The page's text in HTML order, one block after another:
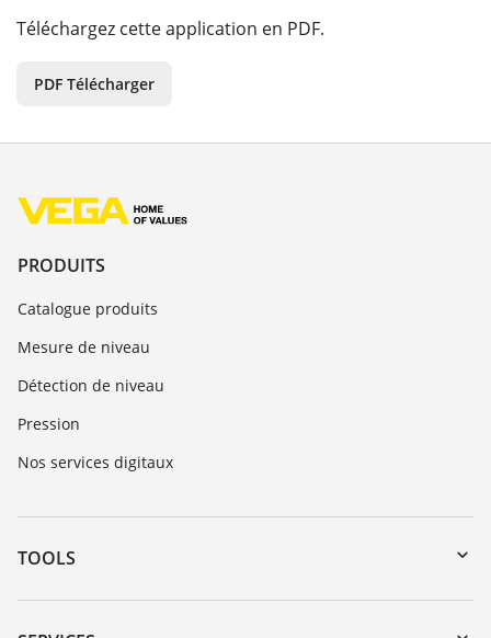
Téléchargez cette application en PDF.
PDF Télécharger
PRODUITS
Catalogue produits
Mesure de niveau
Détection de niveau
Pression
Nos services digitaux
TOOLS
Téléchargements